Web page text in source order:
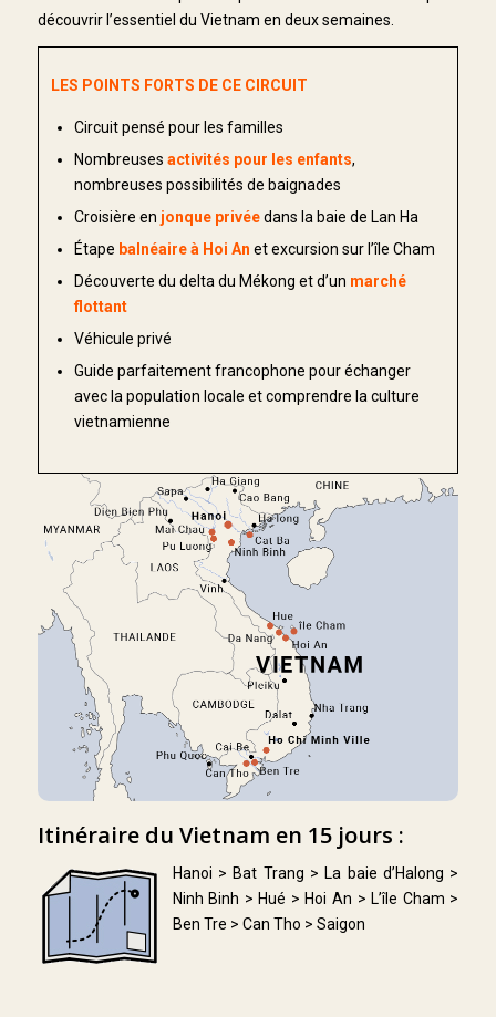
découvrir l’essentiel du Vietnam en deux semaines.
LES POINTS FORTS DE CE CIRCUIT
Circuit pensé pour les familles
Nombreusesactivités pour les enfants,
nombreuses possibilités de baignades
Croisière en jonque privéedans la baie de Lan Ha
Étape balnéaire à Hoi An et excursion sur l’île Cham
Découverte du delta du Mékong et d’un marché
flottant
Véhicule privé
Guide parfaitement francophone pour échanger
avec la population locale et comprendre la culture
vietnamienne
Itinéraire du Vietnam en 15 jours :
Hanoi > Bat Trang > La baie d’Halong >
Ninh Binh > Hué > Hoi An > L’île Cham >
Ben Tre > Can Tho > Saigon